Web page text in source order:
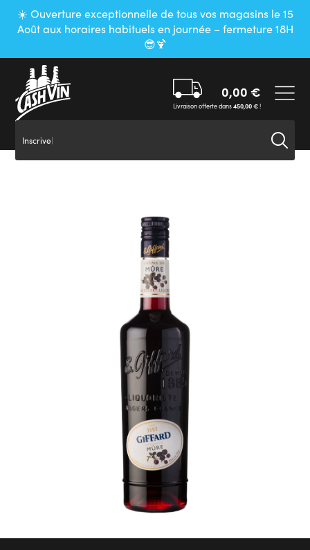
☀️ Ouverture exceptionnelle de tous vos magasins le 15
Août aux horaires habituels en journée – fermeture 18H
😎🍹
Inscrivez
0,00 €
Livraison offerte dans450,00€!
Panneau de gestion des cookies